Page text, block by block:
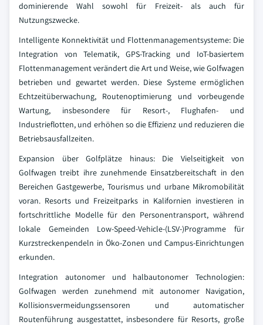
dominierende Wahl sowohl für Freizeit- als auch für
Nutzungszwecke.
Intelligente Konnektivität und Flottenmanagementsysteme: Die
Integration von Telematik, GPS-Tracking und IoT-basiertem
Flottenmanagement verändert die Art und Weise, wie Golfwagen
betrieben und gewartet werden. Diese Systeme ermöglichen
Echtzeitüberwachung, Routenoptimierung und vorbeugende
Wartung, insbesondere für Resort-, Flughafen- und
Industrieflotten, und erhöhen so die Effizienz und reduzieren die
Betriebsausfallzeiten.
Expansion über Golfplätze hinaus: Die Vielseitigkeit von
Golfwagen treibt ihre zunehmende Einsatzbereitschaft in den
Bereichen Gastgewerbe, Tourismus und urbane Mikromobilität
voran. Resorts und Freizeitparks in Kalifornien investieren in
fortschrittliche Modelle für den Personentransport, während
lokale Gemeinden Low-Speed-Vehicle-(LSV-)Programme für
Kurzstreckenpendeln in Öko-Zonen und Campus-Einrichtungen
erkunden.
Integration autonomer und halbautonomer Technologien:
Golfwagen werden zunehmend mit autonomer Navigation,
Kollisionsvermeidungssensoren und automatischer
Routenführung ausgestattet, insbesondere für Resorts, große